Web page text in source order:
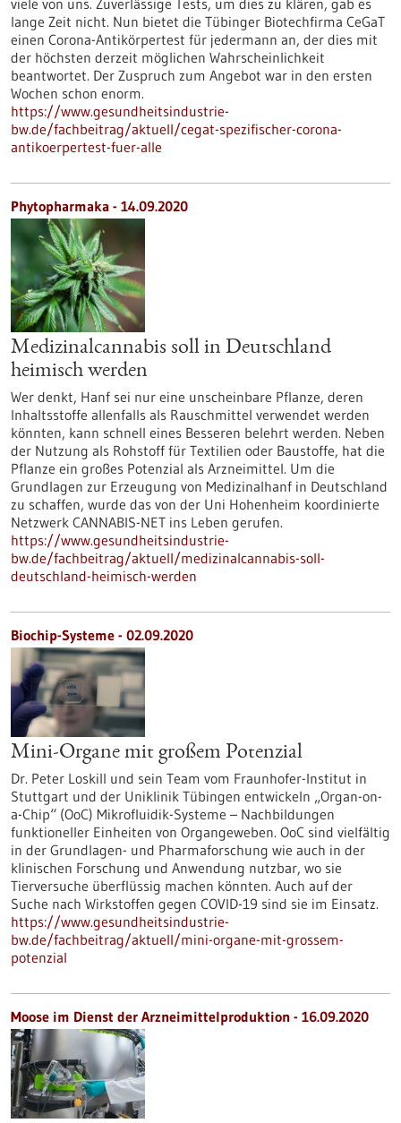
viele von uns. Zuverlässige Tests, um dies zu klären, gab es
lange Zeit nicht. Nun bietet die Tübinger Biotechfirma CeGaT
einen Corona-Antikörpertest für jedermann an, der dies mit
der höchsten derzeit möglichen Wahrscheinlichkeit
beantwortet. Der Zuspruch zum Angebot war in den ersten
Wochen schon enorm.
https://www.gesundheitsindustrie-
bw.de/fachbeitrag/aktuell/cegat-spezifischer-corona-
antikoerpertest-fuer-alle
Phytopharmaka - 14.09.2020
Medizinalcannabis soll in Deutschland
heimisch werden
Wer denkt, Hanf sei nur eine unscheinbare Pflanze, deren
Inhaltsstoffe allenfalls als Rauschmittel verwendet werden
könnten, kann schnell eines Besseren belehrt werden. Neben
der Nutzung als Rohstoff für Textilien oder Baustoffe, hat die
Pflanze ein großes Potenzial als Arzneimittel. Um die
Grundlagen zur Erzeugung von Medizinalhanf in Deutschland
zu schaffen, wurde das von der Uni Hohenheim koordinierte
Netzwerk CANNABIS-NET ins Leben gerufen.
https://www.gesundheitsindustrie-
bw.de/fachbeitrag/aktuell/medizinalcannabis-soll-
deutschland-heimisch-werden
Biochip-Systeme - 02.09.2020
Mini-Organe mit großem Potenzial
Dr. Peter Loskill und sein Team vom Fraunhofer-Institut in
Stuttgart und der Uniklinik Tübingen entwickeln „Organ-on-
a-Chip“ (OoC) Mikrofluidik-Systeme – Nachbildungen
funktioneller Einheiten von Organgeweben. OoC sind vielfältig
in der Grundlagen- und Pharmaforschung wie auch in der
klinischen Forschung und Anwendung nutzbar, wo sie
Tierversuche überflüssig machen könnten. Auch auf der
Suche nach Wirkstoffen gegen COVID-19 sind sie im Einsatz.
https://www.gesundheitsindustrie-
bw.de/fachbeitrag/aktuell/mini-organe-mit-grossem-
potenzial
Moose im Dienst der Arzneimittelproduktion - 16.09.2020